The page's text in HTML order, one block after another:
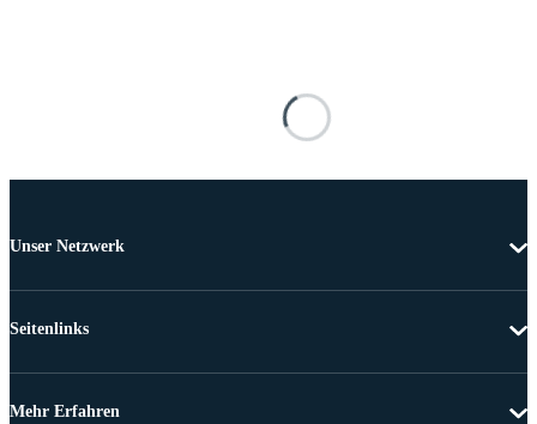
Unser Netzwerk
Seitenlinks
Mehr Erfahren